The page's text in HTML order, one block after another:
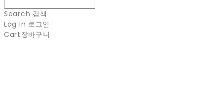
Search 검색
Log In 로그인
Cart 장바구니